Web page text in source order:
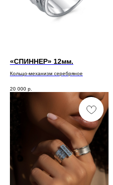
«СПИННЕР» 12мм.
Кольцо-механизм серебряное
20 000 р.